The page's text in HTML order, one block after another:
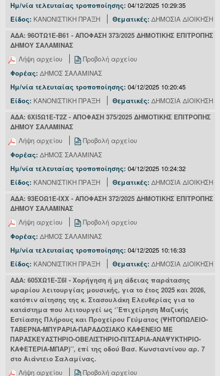
Ημ/νία τελευταίας τροποποίησης: 04/12/2025 10:29:35
Είδος: ΚΑΝΟΝΙΣΤΙΚΗ ΠΡΑΞΗ Θεματικές: ΔΗΜΟΣΙΑ ΔΙΟΙΚΗΣΗ
ΑΔΑ: 96ΟΤΩ1Ε-Β61 - ΑΠΟΦΑΣΗ 373/2025 ΔΗΜΟΤΙΚΗΣ ΕΠΙΤΡΟΠΗΣ
ΔΗΜΟΥ ΣΑΛΑΜΙΝΑΣ
Λήψη αρχείου
Προβολή αρχείου
Φορέας: ΔΗΜΟΣ ΣΑΛΑΜΙΝΑΣ
Ημ/νία τελευταίας τροποποίησης: 04/12/2025 10:20:45
Είδος: ΚΑΝΟΝΙΣΤΙΚΗ ΠΡΑΞΗ Θεματικές: ΔΗΜΟΣΙΑ ΔΙΟΙΚΗΣΗ
ΑΔΑ: 6ΧΙ5Ω1Ε-Τ2Ζ - ΑΠΟΦΑΣΗ 375/2025 ΔΗΜΟΤΙΚΗΣ ΕΠΙΤΡΟΠΗΣ
ΔΗΜΟΥ ΣΑΛΑΜΙΝΑΣ
Λήψη αρχείου
Προβολή αρχείου
Φορέας: ΔΗΜΟΣ ΣΑΛΑΜΙΝΑΣ
Ημ/νία τελευταίας τροποποίησης: 04/12/2025 10:24:32
Είδος: ΚΑΝΟΝΙΣΤΙΚΗ ΠΡΑΞΗ Θεματικές: ΔΗΜΟΣΙΑ ΔΙΟΙΚΗΣΗ
ΑΔΑ: 93ΕΟΩ1Ε-ΙΧΧ - ΑΠΟΦΑΣΗ 372/2025 ΔΗΜΟΤΙΚΗΣ ΕΠΙΤΡΟΠΗΣ
ΔΗΜΟΥ ΣΑΛΑΜΙΝΑΣ
Λήψη αρχείου
Προβολή αρχείου
Φορέας: ΔΗΜΟΣ ΣΑΛΑΜΙΝΑΣ
Ημ/νία τελευταίας τροποποίησης: 04/12/2025 10:16:33
Είδος: ΚΑΝΟΝΙΣΤΙΚΗ ΠΡΑΞΗ Θεματικές: ΔΗΜΟΣΙΑ ΔΙΟΙΚΗΣΗ
ΑΔΑ: 605ΧΩ1Ε-Ξ6Ι - Χορήγηση ή μη άδειας παράτασης
ωραρίου λειτουργίας μουσικής, για το έτος 2025 και 2026,
κατόπιν αίτησης της κ. Στασουλάκη Ελευθερίας για το
κατάστημα που λειτουργεί ως ‘’Επιχείρηση Μαζικής
Εστίασης Πλήρους και Προχείρου Γεύματος (ΨΗΤΟΠΩΛΕΙΟ-
ΤΑΒΕΡΝΑ-ΜΠΥΡΑΡΙΑ-ΠΑΡΑΔΟΣΙΑΚΟ ΚΑΦΕΝΕΙΟ ΜΕ
ΠΑΡΑΣΚΕΥΑΣΤΗΡΙΟ-ΟΒΕΛΙΣΤΗΡΙΟ-ΠΙΤΣΑΡΙΑ-ΑΝΑΨΥΚΤΗΡΙΟ-
ΚΑΦΕΤΕΡΙΑ-ΜΠΑΡ)’’, επί της οδού Βασ. Κωνσταντίνου αρ. 7
στο Αιάντειο Σαλαμίνας.
Λήψη αρχείου
Προβολή αρχείου